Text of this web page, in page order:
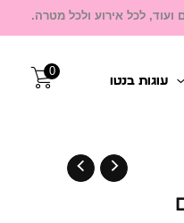
ועוד, לכל אירוע ולכל מטרה.
עוגות בנטו
0